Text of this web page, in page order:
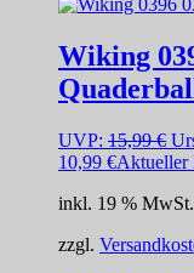
Wiking
UVP: 15,99€
10,99 €Aktueller
inkl. 19 % MwSt.
zzgl.